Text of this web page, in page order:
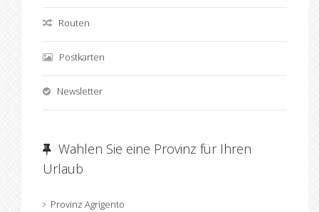
Routen
Postkarten
Newsletter
Wahlen Sie eine Provinz für Ihren
Urlaub
Provinz Agrigento